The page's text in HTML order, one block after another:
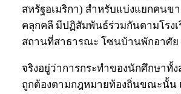
สหรัฐอเมริกา) สำหรับแบ่งแยกคนข
คลุกคลี มีปฏิสัมพันธ์ร่วมกันตามโรง
สถานที่สาธารณะ โซนบ้านพักอาศัย
จริงอยู่ว่าการกระทำของนักศึกษาทั้ง
ถูกต้องตามกฎหมายท้องถิ่นขณะนั้น